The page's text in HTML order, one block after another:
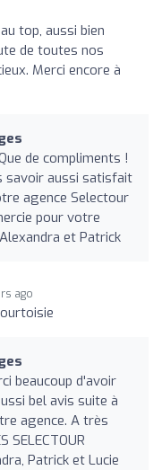
top, aussi bien
de toutes nos
Merci encore à
de compliments !
savoir aussi satisfait
agence Selectour
pour votre
et Patrick
ago
beaucoup d'avoir
bel avis suite à
agence. A très
SELECTOUR
Patrick et Lucie